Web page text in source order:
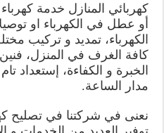
كهربائي المنازل خدمة
أو عطل في الكهرباء او
الكهرباء، تمديد و تركيب
كافة الغرف في المنزل،
الخبرة و الكفاءة، إستعداد
مدار الساعة.
نعنى في شركتنا في تصليح